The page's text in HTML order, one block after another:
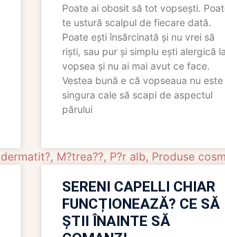
Poate ai obosit să tot vopsești.
te ustură scalpul de fiecare dată.
Poate ești însărcinată și nu vrei să
riști, sau pur și simplu ești alergică la
vopsea și nu ai mai avut ce face.
Vestea bună e că vopseaua nu este
singura cale să scapi de aspectul
părului
dermatit?, M?trea??, P?r alb, Produse
SERENI CAPELLI CHIAR
FUNCȚIONEAZĂ? CE SĂ
ȘTII ÎNAINTE SĂ